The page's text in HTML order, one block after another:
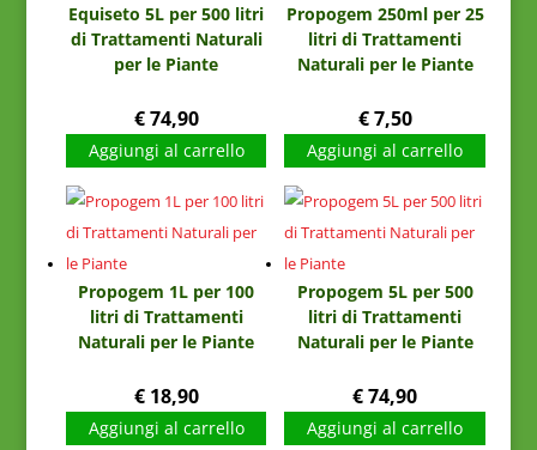
Equiseto 5L per 500 litri
di Trattamenti Naturali
per le Piante
€74,90
Aggiungi al carrello
Propogem 250ml per 25
litri di Trattamenti
Naturali per le Piante
€7,50
Aggiungi al carrello
Propogem 1L per 100
litri di Trattamenti
Naturali per le Piante
€18,90
Aggiungi al carrello
Propogem 5L per 500
litri di Trattamenti
Naturali per le Piante
€74,90
Aggiungi al carrello